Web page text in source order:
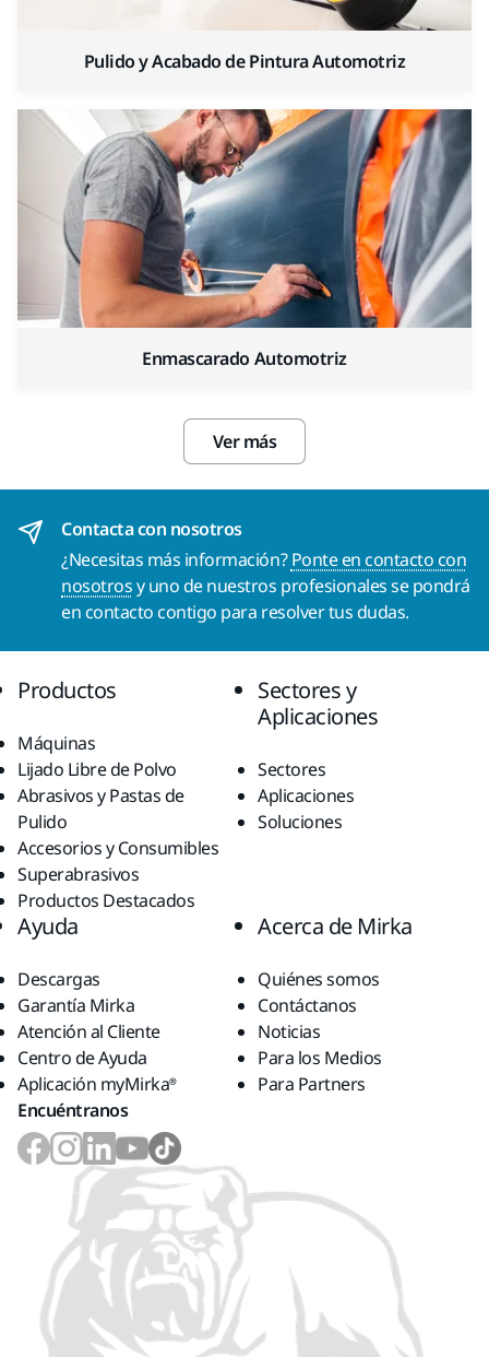
Pulido y Acabado de Pintura Automotriz
Enmascarado Automotriz
Ver más
Contacta con nosotros
¿Necesitas más información?Ponte en contacto con
nosotrosy uno de nuestros profesionales se pondrá
en contacto contigo para resolver tus dudas.
Productos
Máquinas
Lijado Libre de Polvo
Abrasivos y Pastas de
Pulido
Accesorios y Consumibles
Superabrasivos
Productos Destacados
Sectores y
Aplicaciones
Sectores
Aplicaciones
Soluciones
Ayuda
Descargas
Garantía Mirka
Atención al Cliente
Centro de Ayuda
Aplicación myMirka®
Acerca de Mirka
Quiénes somos
Contáctanos
Noticias
Para los Medios
Para Partners
Encuéntranos